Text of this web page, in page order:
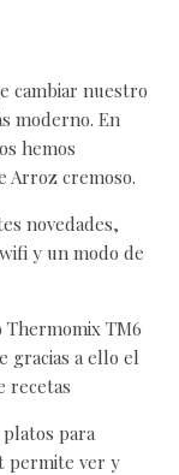
cambiar nuestro
moderno. En
hemos
Arroz cremoso.
novedades,
y un modo de
Thermomix TM6
gracias a ello el
recetas
para
permite ver y